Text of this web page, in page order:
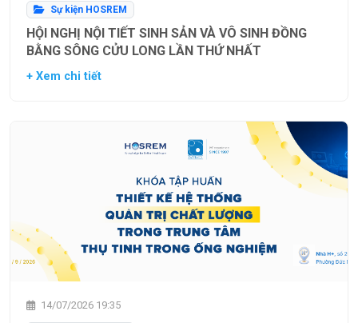
Sự kiện HOSREM
HỘI NGHỊ NỘI TIẾT SINH SẢN VÀ VÔ SINH ĐỒNG
BẰNG SÔNG CỬU LONG LẦN THỨ NHẤT
+ Xem chi tiết
14/07/2026 19:35